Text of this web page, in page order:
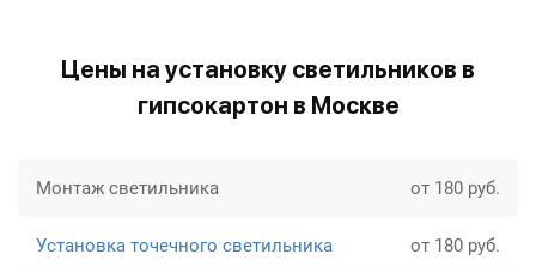
Цены на установку светильников в
гипсокартон в Москве
Монтаж светильника от 180 руб.
Установка точечного светильника от 180 руб.